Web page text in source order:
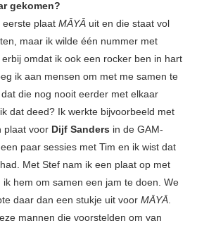
gekomen?
eerste plaat MĀYĀ uit en die staat vol
maar ik wilde één nummer met
omdat ik ook een rocker ben in hart
ik aan mensen om met me samen te
die nog nooit eerder met elkaar
dat deed? Ik werkte bijvoorbeeld met
plaat voor Dijf Sanders in de GAM-
paar sessies met Tim en ik wist dat
Met Stef nam ik een plaat op met
hem om samen een jam te doen. We
daar dan een stukje uit voor MĀYĀ
mannen die voorstelden om van